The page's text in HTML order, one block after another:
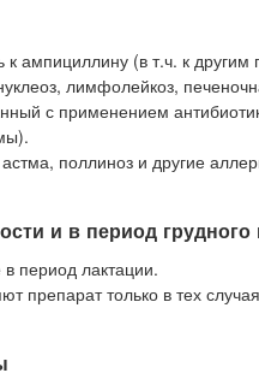
к ампициллину (в т.ч. к
лимфолейкоз,
с применением
поллиноз и другие
и в период грудного
период лактации.
препарат только в тех